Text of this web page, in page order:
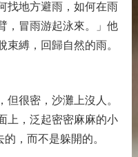
地方避雨，如何在雨
，冒雨游起泳來。」他
縛，回歸自然的雨。
很密，沙灘上沒人。
上，泛起密密麻麻的小
，而不是躲開的。